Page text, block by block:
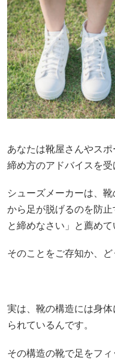
あなたは靴屋さんやス
締め方のアドバイスを
シューズメーカーは、
から足が脱げるのを防
と締めなさい」と薦めて
そのことをご存知か、ど
実は、靴の構造には身
られているんです。
その構造の靴で足をフ